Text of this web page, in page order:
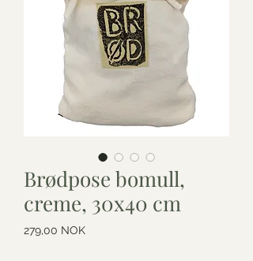
Brødpose bomull,
creme, 30x40 cm
279,00 NOKPreis